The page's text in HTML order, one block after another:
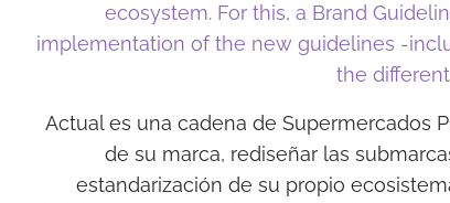
ecosystem. For this, a Brand
implementation of the new guidelines -
the
Actual es una cadena de Supermercados
de su marca, rediseñar las
estandarización de su propio